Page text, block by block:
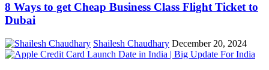
8 Ways to get Cheap Business Class Flight Ticket to
Dubai
Shailesh Chaudhary December 20, 2024